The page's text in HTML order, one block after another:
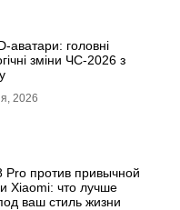
аватари: головні
зміни ЧС-2026 з
2026
Pro против привычной
Xiaomi: что лучше
ваш стиль жизни